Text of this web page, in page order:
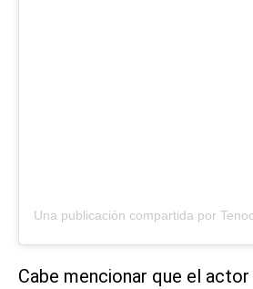
Cabe mencionar que el actor